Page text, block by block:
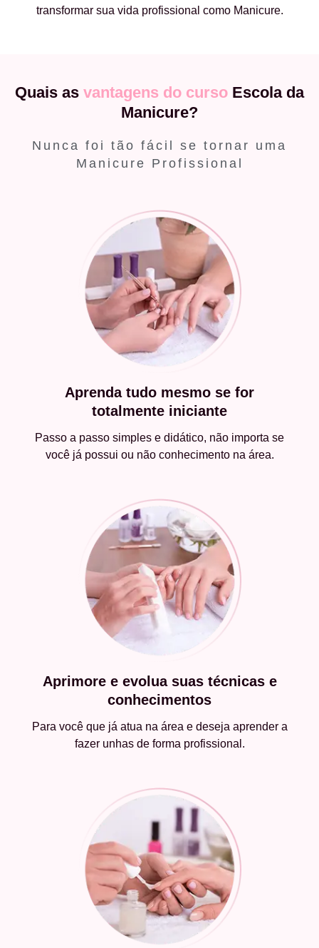
transformar sua vida profissional como Manicure.
Quais as vantagens do curso Escola da
Manicure?
Nunca foi tão fácil se tornar uma
Manicure Profissional
Aprenda tudo mesmo se for
totalmente iniciante
Passo a passo simples e didático, não importa se
você já possui ou não conhecimento na área.
Aprimore e evolua suas técnicas e
conhecimentos
Para você que já atua na área e deseja aprender a
fazer unhas de forma profissional.